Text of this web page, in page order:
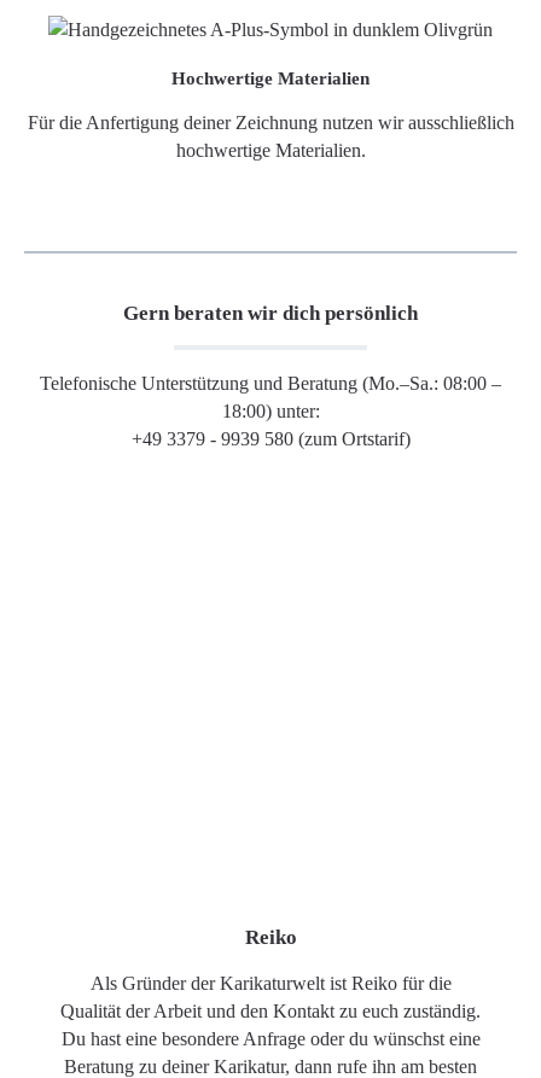
Hochwertige Materialien
Für die Anfertigung deiner Zeichnung nutzen wir ausschließlich
hochwertige Materialien.
Gern beraten wir dich persönlich
Telefonische Unterstützung und Beratung (Mo.–Sa.: 08:00 –
18:00) unter:
+49 3379 - 9939 580 (zum Ortstarif)
Reiko
Als Gründer der Karikaturwelt ist Reiko für die
Qualität der Arbeit und den Kontakt zu euch zuständig.
Du hast eine besondere Anfrage oder du wünschst eine
Beratung zu deiner Karikatur, dann rufe ihn am besten